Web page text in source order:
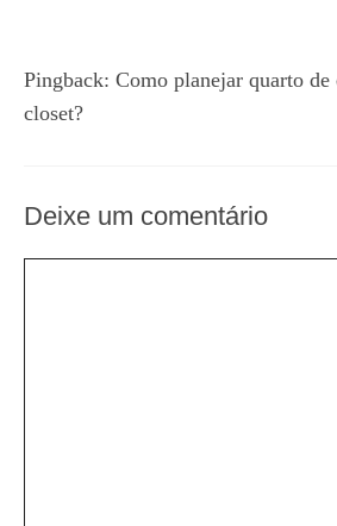
Pingback: Como planejar quarto de
closet?
Deixe um comentário